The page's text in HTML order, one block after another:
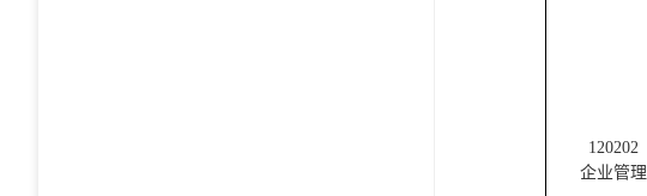
120202
企业管理